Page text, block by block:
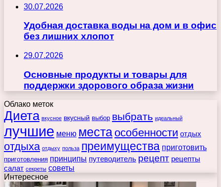
30.07.2026
Удобная доставка воды на дом и в офис
без лишних хлопот
29.07.2026
Основные продукты и товары для
поддержки здорового образа жизни
Облако меток
Диета вкусное вкусный выбор выбрать идеальный
лучшие меню места особенности отдых
отдыха отдыху польза преимущества приготовить
приготовления принципы путеводитель рецепт рецепты
салат секреты советы
Интересное